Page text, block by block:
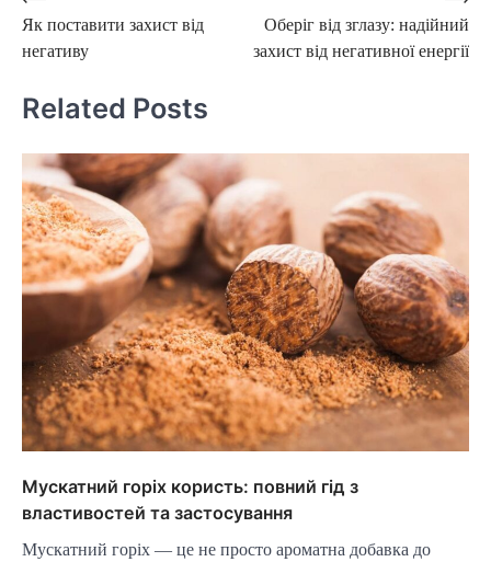
navigation
Як поставити захист від
негативу
Оберіг від зглазу: надійний
захист від негативної енергії
Related Posts
Мускатний горіх користь: повний гід з
властивостей та застосування
Мускатний горіх — це не просто ароматна добавка до